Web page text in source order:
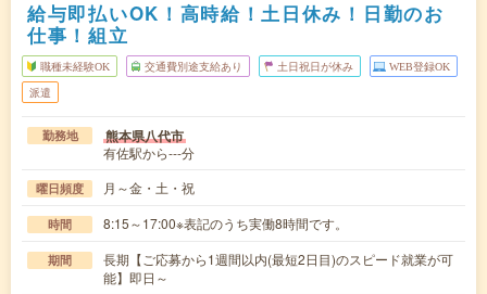
給与即払いOK！高時給！土日休み！日勤のお
仕事！組立
職種未経験OK 交通費別途支給あり 土日祝日が休み WEB登録OK
派遣
勤務地 熊本県八代市
有佐駅から---分
曜日頻度 月～金・土・祝
時間 8:15～17:00※表記のうち実働8時間です。
期間
長期【ご応募から1週間以内(最短2日目)のスピード就業が可
能】即日～